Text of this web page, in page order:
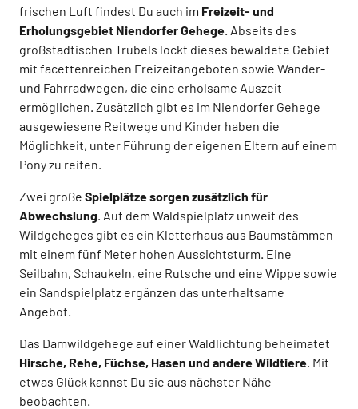
frischen Luft findest Du auch im Freizeit- und
Erholungsgebiet Niendorfer Gehege . Abseits des
großstädtischen Trubels lockt dieses bewaldete Gebiet
mit facettenreichen Freizeitangeboten sowie Wander-
und Fahrradwegen, die eine erholsame Auszeit
ermöglichen. Zusätzlich gibt es im Niendorfer Gehege
ausgewiesene Reitwege und Kinder haben die
Möglichkeit, unter Führung der eigenen Eltern auf einem
Pony zu reiten.
Zwei große Spielplätze sorgen zusätzlich für
Abwechslung . Auf dem Waldspielplatz unweit des
Wildgeheges gibt es ein Kletterhaus aus Baumstämmen
mit einem fünf Meter hohen Aussichtsturm. Eine
Seilbahn, Schaukeln, eine Rutsche und eine Wippe sowie
ein Sandspielplatz ergänzen das unterhaltsame
Angebot.
Das Damwildgehege auf einer Waldlichtung beheimatet
Hirsche, Rehe, Füchse, Hasen und andere Wildtiere . Mit
etwas Glück kannst Du sie aus nächster Nähe
beobachten.